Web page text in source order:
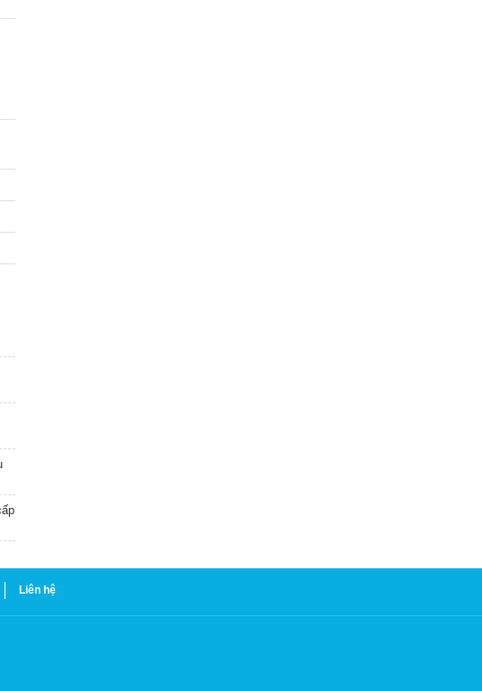
Liên hệ